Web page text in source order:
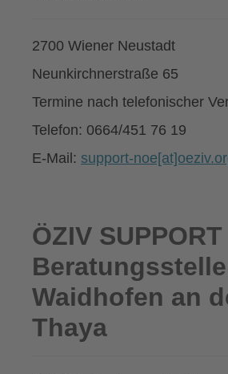
2700 Wiener Neustadt
Neunkirchnerstraße 65
Termine nach telefonischer
Telefon: 0664/451 76 19
E-Mail: support-
ÖZIV SUPPORT
Beratungsstelle
Waidhofen an
Thaya